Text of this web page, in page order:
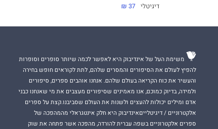
דיגיטלי 37 ₪
משימת העל של אינדיבוק היא לאפשר לכמה שיותר סופרים וסופרות
להפיץ לעולם את הסיפורים והמסרים שלהם, לתת לקוראים חופש בחירה
והעשיר את כוח הקריאה בעולם שלהם. אנחנו אוהבים ספרים, סיפורים
ולמידה, בדיוק כמוכם, אנו מאמינים שסיפורים מעצבים את מי שאנחנו כבני
אדם ומילים יכולות להעצים ולשנות את העולם שסביבנו.קצת על ספרים
אלקטרוניים / דיגיטלייםאינדיבוק היא חלק אינטגראלי מהמהפכה של
ספרים אלקטרוניים בשפה עברית להורדה, מהפכה אשר פתחה את שוק